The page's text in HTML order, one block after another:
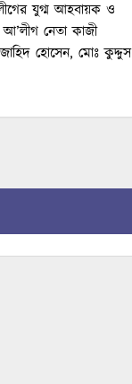
যুগ্ম আহবায়ক ও
আ’লীগ নেতা কাজী
হোসেন, মোঃ কুদ্দুস